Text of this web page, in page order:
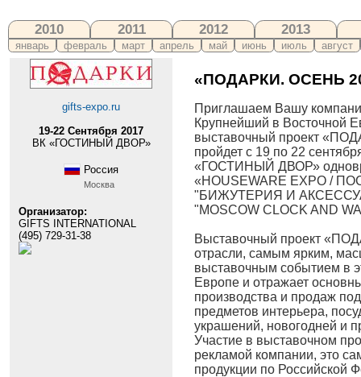
2010 2011 2012 2013
январь февраль март апрель май июнь июль август
gifts-expo.ru
19-22 Сентября 2017
ВК «ГОСТИНЫЙ ДВОР»
Россия
Москва
Организатор:
GIFTS INTERNATIONAL
(495) 729-31-38
«ПОДАРКИ. ОСЕНЬ
Приглашаем Вашу
Крупнейший в Восточной
выставочный проект
пройдет с 19 по 22
«ГОСТИНЫЙ ДВОР»
«HOUSEWARE EXPO /
"БИЖУТЕРИЯ И
"MOSCOW CLOCK AND
Выставочный проект
отрасли, самым ярким,
выставочным событием в
Европе и отражает
производства и продаж
предметов интерьера,
украшений, новогодней и
Участие в выставочном
рекламой компании, это
продукции по Российской